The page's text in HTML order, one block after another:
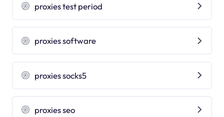
proxies test period
proxies software
proxies socks5
proxies seo